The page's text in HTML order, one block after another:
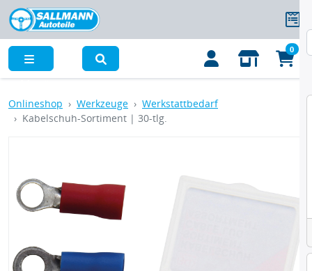
0
Onlineshop Werkzeuge
Werkstattbedarf
Kabelschuh-Sortiment | 30-tlg.